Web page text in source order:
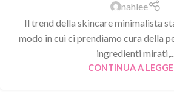
nahlee
Il trend della skincare minimalista
modo in cui ci prendiamo cura della
ingredienti
CONTINUA A